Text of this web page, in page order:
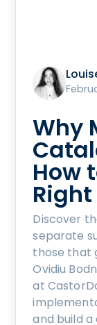
Why
How
Right
Discover
separate
those that
Ovidiu
at
and build